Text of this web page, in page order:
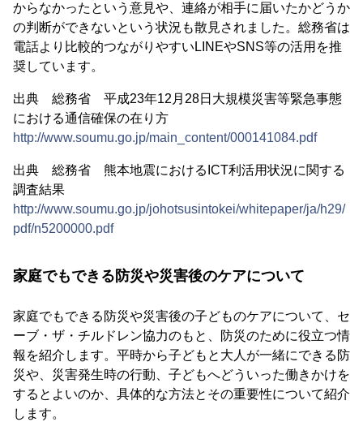
からなかったという意見や、連絡が相手に届いたかどうか
の判断ができないという状況も散見されました。総務省は
電話より比較的つながりやすいLINEやSNS等の活用を推
奨しています。
出典 総務省 平成23年12月28日大規模災害等緊急事態
における通信確保の在り方
http://www.soumu.go.jp/main_content/000141084.pdf
出典 総務省 熊本地震におけるICT利活用状況に関する
調査結果
http://www.soumu.go.jp/johotsusintokei/whitepaper/ja/h29/
pdf/n5200000.pdf
家庭でもできる防災や災害後のケアについて
家庭でもできる防災や災害後の子どものケアについて、セ
ーブ・ザ・チルドレン協力のもと、防災のために役立つ情
報を紹介します。平時から子どもと大人が一緒にできる防
災や、災害発生時の行動、子どもへどういった働きかけを
するとよいのか、具体的な方法とその重要性について紹介
します。